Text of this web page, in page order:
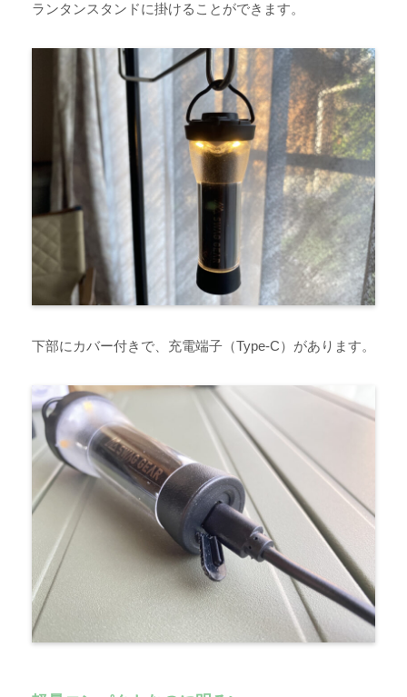
ランタンスタンドに掛けることができます。
下部にカバー付きで、充電端子（Type-C）があります。